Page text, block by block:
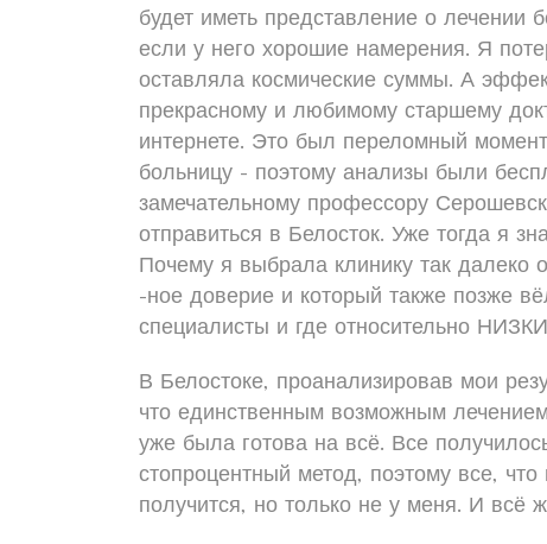
будет иметь представление о лечении
если у него хорошие намерения. Я
оставляла космические суммы. А
прекрасному и любимому старшему
интернете. Это был переломный
больницу - поэтому анализы были
замечательному профессору
отправиться в Белосток. Уже тогда я
Почему я выбрала клинику так
-ное доверие и который также позже
специалисты и где относительно
В Белостоке, проанализировав мои
что единственным возможным
уже была готова на всё. Все
стопроцентный метод, поэтому все,
получится, но только не у меня. И всё